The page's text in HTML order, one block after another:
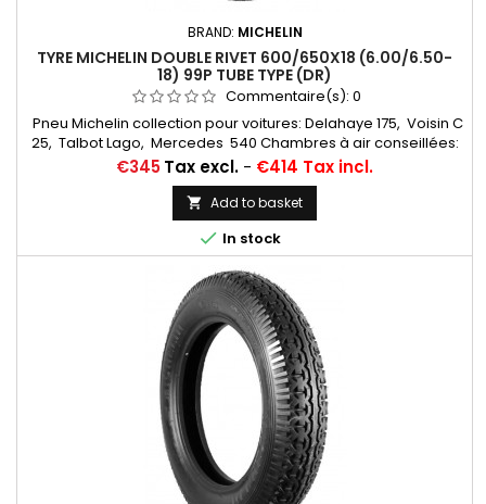
BRAND: MICHELIN
TYRE MICHELIN DOUBLE RIVET 600/650X18 (6.00/6.50-
18) 99P TUBE TYPE (DR)
Commentaire(s): 0
Pneu Michelin collection pour voitures: Delahaye 175, Voisin C
25, Talbot Lago, Mercedes 540 Chambres à air conseillées:
17/18 H RET (valvage oblique)... Autres apellations: 6,00-18;
6,50-18; 6,00x18; 6,50x18; 6,00/6,50-18; 600x18; 650x18;
6,00/6,50*18; 6,00*18
Price
€345Tax excl. - €414 Tax incl.
 Add to basket
 In stock